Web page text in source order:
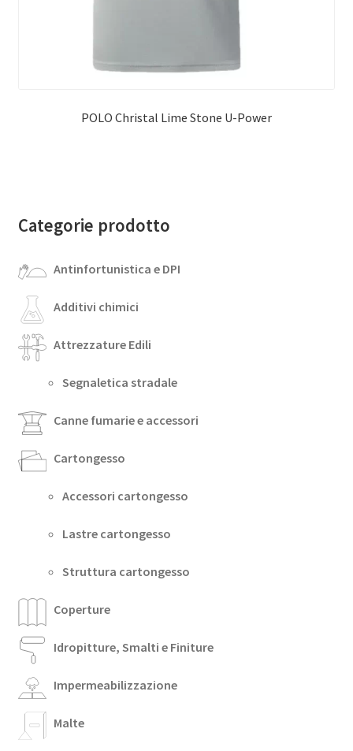
POLO Christal Lime Stone U-Power
Categorie prodotto
Antinfortunistica e DPI
Additivi chimici
Attrezzature Edili
Segnaletica stradale
Canne fumarie e accessori
Cartongesso
Accessori cartongesso
Lastre cartongesso
Struttura cartongesso
Coperture
Idropitture, Smalti e Finiture
Impermeabilizzazione
Malte